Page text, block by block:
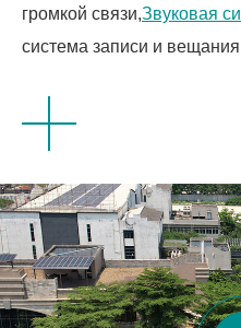
громкой связи,Звуковая
система записи и